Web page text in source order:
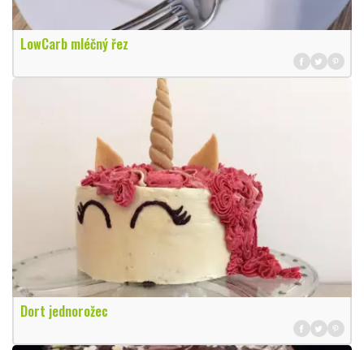
LowCarb mléčný řez
Dort jednorožec